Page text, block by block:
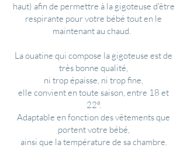
haut) afin de permettre à la gigoteuse d'être
respirante pour votre bébé tout en le
maintenant au chaud.
La ouatine qui compose la gigoteuse est de
très bonne qualité,
ni trop épaisse, ni trop fine,
elle convient en toute saison, entre 18 et
22°.
Adaptable en fonction des vêtements que
portent votre bébé,
ainsi que latempérature de sa chambre.